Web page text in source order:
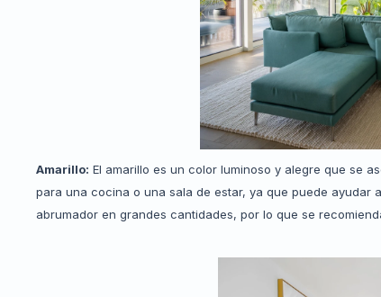
Amarillo: El amarillo es un color luminoso y alegre que se
para una cocina o una sala de estar, ya que puede ayudar
abrumador en grandes cantidades, por lo que se